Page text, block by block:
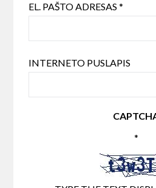
EL. PAŠTO ADRESAS*
INTERNETO PUSLAPIS
*